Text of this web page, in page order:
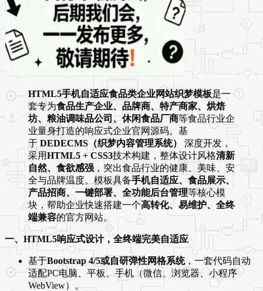
HTML5手机自适应食品类企业网站织梦模板是一
套专为食品生产企业、品牌商、特产商家、烘焙
坊、粮油调味品公司、休闲食品厂商等食品行业企
业量身打造的响应式企业官网源码。基
于 DEDECMS（织梦内容管理系统）
深度开发，
采用HTML5 + CSS3技术构建，整体设计风格清新
自然、食欲感强 ，突出食品行业的健康、美味、安
全与品牌温度。模板具备手机自适应、食品展示、
产品招商、一键部署、全功能后台管理等核心模
块，帮助企业快速搭建一个高转化、易维护、全终
端兼容的官方网站。
一、HTML5响应式设计，全终端完美自适应
基于Bootstrap 4/5或自研弹性网格系统，一套代码自动
适配PC电脑、平板、手机（微信、浏览器、小程序
WebView）。